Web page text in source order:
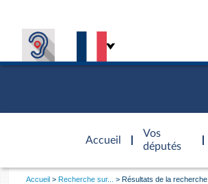
Accueil
d'accueil
Vos
députés
Vous
Accueil Recherche sur... Résultats de la recherche